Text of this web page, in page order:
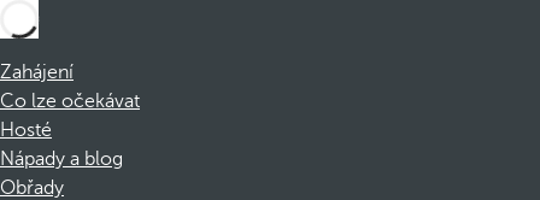
Zahájení
Co lze očekávat
Hosté
Nápady a blog
Obřady